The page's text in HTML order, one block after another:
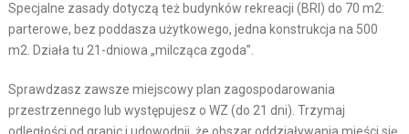
Specjalne zasady dotyczą też budynków rekreacji (BRI) do 70 m2:
parterowe, bez poddasza użytkowego, jedna konstrukcja na 500
m2. Działa tu 21-dniowa „milcząca zgoda”.
Sprawdzasz zawsze miejscowy plan zagospodarowania
przestrzennego lub występujesz o WZ (do 21 dni). Trzymaj